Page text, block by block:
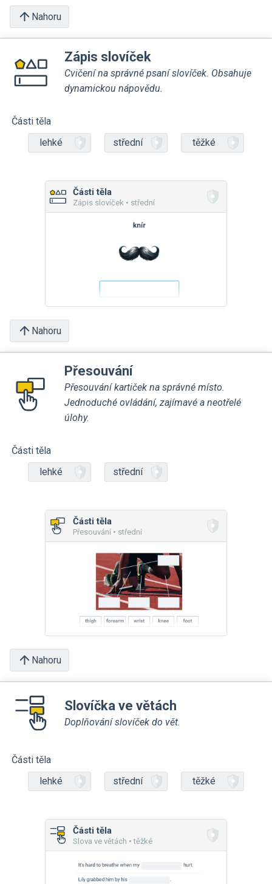
Nahoru
Zápis slovíček
Cvičení na správné psaní slovíček. Obsahuje
dynamickou nápovědu.
Části těla
lehké
střední těžké
Části těla
Zápis slovíček • střední
Nahoru
Přesouvání
Přesouvání kartiček na správné místo.
Jednoduché ovládání, zajímavé a neotřelé
úlohy.
Části těla
lehké
střední
Části těla
Přesouvání • střední
Nahoru
Slovíčka ve větách
Doplňování slovíček do vět.
Části těla
lehké
střední těžké
Části těla
Slova ve větách • těžké